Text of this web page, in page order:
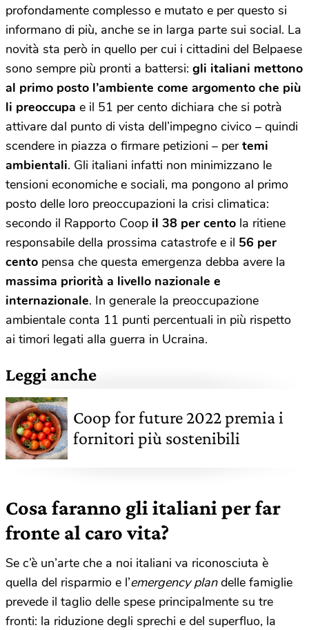
profondamente complesso e mutato e per questo si
informano di più, anche se in larga parte sui social. La
novità sta però in quello per cui i cittadini del Belpaese
sono sempre più pronti a battersi: gli italiani mettono
al primo posto l’ambiente come argomento che più
li preoccupa e il 51 per cento dichiara che si potrà
attivare dal punto di vista dell’impegno civico – quindi
scendere in piazza o firmare petizioni – pertemi
ambientali. Gli italiani infatti non minimizzano le
tensioni economiche e sociali, ma pongono al primo
posto delle loro preoccupazioni la crisi climatica:
secondo il Rapporto Coop il 38 per cento la ritiene
responsabile della prossima catastrofe e il 56 per
cento pensa che questa emergenza debba avere la
massima priorità a livello nazionale e
internazionale. In generale la preoccupazione
ambientale conta 11 punti percentuali in più rispetto
ai timori legati alla guerra in Ucraina.
Leggi anche
Coop for future 2022 premia i
fornitori più sostenibili
Cosa faranno gli italiani per far
fronte al caro vita?
Se c’è un’arte che a noi italiani va riconosciuta è
quella del risparmio e l’emergency plandelle famiglie
prevede il taglio delle spese principalmente su tre
fronti: la riduzione degli sprechi e del superfluo, la